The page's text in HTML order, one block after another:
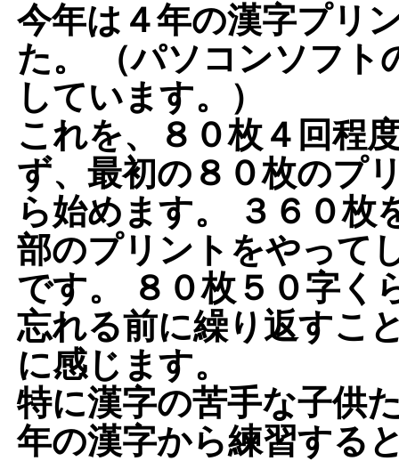
今年は４年の漢字プリ
た。 （パソコンソフト
しています。）
これを、８０枚４回程
ず、最初の８０枚のプ
ら始めます。 ３６０枚
部のプリントをやって
です。 ８０枚５０字く
忘れる前に繰り返すこ
に感じます。
特に漢字の苦手な子供
年の漢字から練習する